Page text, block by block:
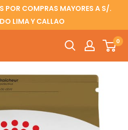
POR COMPRAS MAYORES A S/.
LIMA Y CALLAO
0